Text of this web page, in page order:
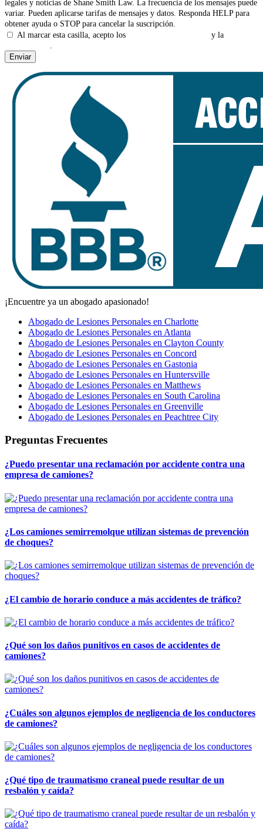
legales y noticias de Shane Smith Law. La frecuencia de los mensajes puede
variar. Pueden aplicarse tarifas de mensajes y datos. Responda HELP para
obtener ayuda o STOP para cancelar la suscripción.
Al marcar esta casilla, acepto los
y la
.
¡Encuentre ya un abogado apasionado!
Abogado de Lesiones Personales en Charlotte
Abogado de Lesiones Personales en Atlanta
Abogado de Lesiones Personales en Clayton County
Abogado de Lesiones Personales en Concord
Abogado de Lesiones Personales en Gastonia
Abogado de Lesiones Personales en Huntersville
Abogado de Lesiones Personales en Matthews
Abogado de Lesiones Personales en South Carolina
Abogado de Lesiones Personales en Greenville
Abogado de Lesiones Personales en Peachtree City
Preguntas Frecuentes
¿Puedo presentar una reclamación por accidente contra una
empresa de camiones?
¿Los camiones semirremolque utilizan sistemas de prevención
de choques?
¿El cambio de horario conduce a más accidentes de tráfico?
¿Qué son los daños punitivos en casos de accidentes de
camiones?
¿Cuáles son algunos ejemplos de negligencia de los conductores
de camiones?
¿Qué tipo de traumatismo craneal puede resultar de un
resbalón y caída?